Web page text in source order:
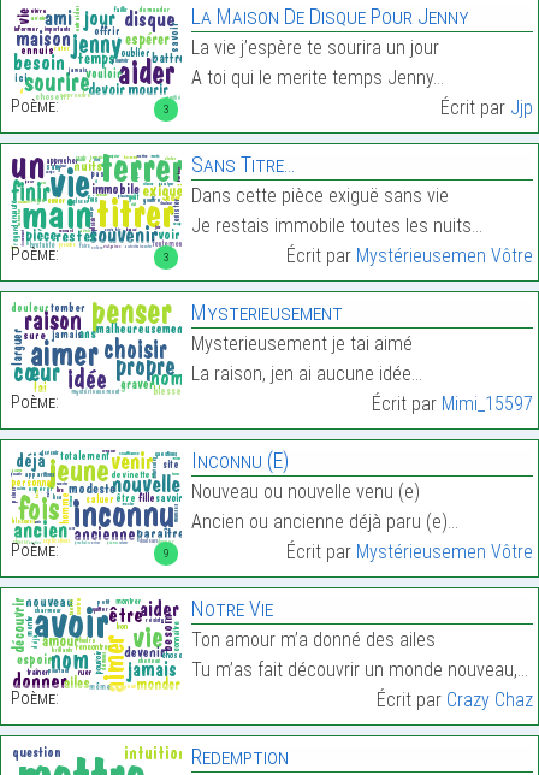
3
Poème:
La Maison De Disque Pour Jenny
La vie j’espère te sourira un jour
A toi qui le merite temps Jenny…
Écrit par Jjp
3
Poème:
Sans Titre…
Dans cette pièce exiguë sans vie
Je restais immobile toutes les nuits…
Écrit par Mystérieusemen Vôtre
Poème:
Mysterieusement
Mysterieusement je tai aimé
La raison, jen ai aucune idée…
Écrit par Mimi_15597
9
Poème:
Inconnu (E)
Nouveau ou nouvelle venu (e)
Ancien ou ancienne déjà paru (e)…
Écrit par Mystérieusemen Vôtre
Poème:
Notre Vie
Ton amour m’a donné des ailes
Tu m’as fait découvrir un monde nouveau,…
Écrit par Crazy Chaz
Redemption